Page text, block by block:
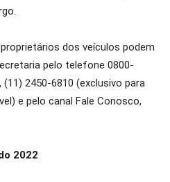
dos veículos podem
pelo telefone 0800-
2450-6810 (exclusivo para
e pelo canal Fale Conosco,
2022